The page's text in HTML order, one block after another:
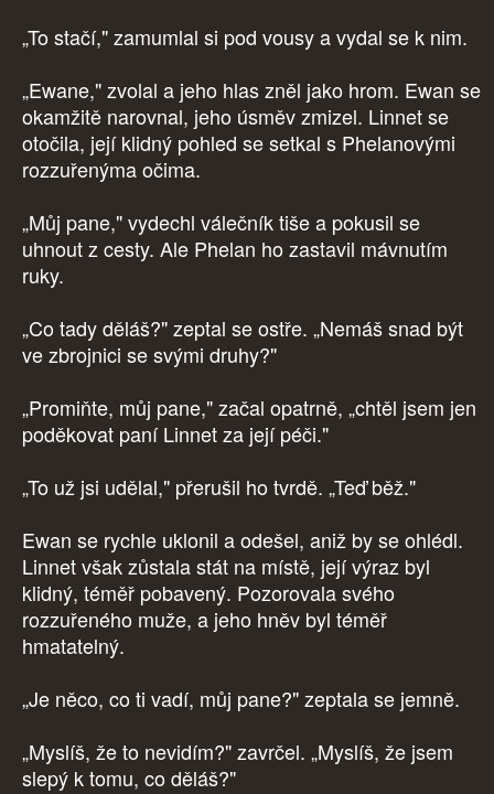
„To stačí," zamumlal si pod vousy a vydal se k nim.
„Ewane," zvolal a jeho hlas zněl jako hrom. Ewan se
okamžitě narovnal, jeho úsměv zmizel. Linnet se
otočila, její klidný pohled se setkal s Phelanovými
rozzuřenýma očima.
„Můj pane," vydechl válečník tiše a pokusil se
uhnout z cesty. Ale Phelan ho zastavil mávnutím
ruky.
„Co tady děláš?" zeptal se ostře. „Nemáš snad být
ve zbrojnici se svými druhy?"
„Promiňte, můj pane," začal opatrně, „chtěl jsem jen
poděkovat paní Linnet za její péči."
„To už jsi udělal," přerušil ho tvrdě. „Teď běž."
Ewan se rychle uklonil a odešel, aniž by se ohlédl.
Linnet však zůstala stát na místě, její výraz byl
klidný, téměř pobavený. Pozorovala svého
rozzuřeného muže, a jeho hněv byl téměř
hmatatelný.
„Je něco, co ti vadí, můj pane?" zeptala se jemně.
„Myslíš, že to nevidím?" zavrčel. „Myslíš, že jsem
slepý k tomu, co děláš?"